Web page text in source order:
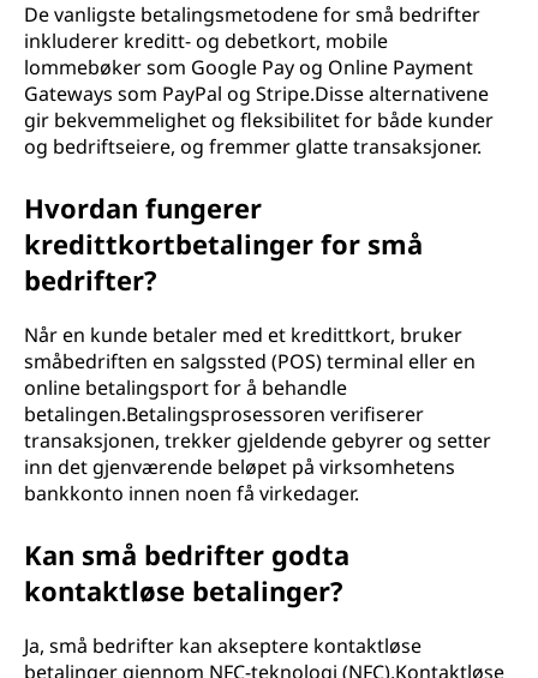
De vanligste betalingsmetodene for små bedrifter
inkluderer kreditt- og debetkort, mobile
lommebøker som Google Pay og Online Payment
Gateways som PayPal og Stripe.Disse alternativene
gir bekvemmelighet og fleksibilitet for både kunder
og bedriftseiere, og fremmer glatte transaksjoner.
Hvordan fungerer
kredittkortbetalinger for små
bedrifter?
Når en kunde betaler med et kredittkort, bruker
småbedriften en salgssted (POS) terminal eller en
online betalingsport for å behandle
betalingen.Betalingsprosessoren verifiserer
transaksjonen, trekker gjeldende gebyrer og setter
inn det gjenværende beløpet på virksomhetens
bankkonto innen noen få virkedager.
Kan små bedrifter godta
kontaktløse betalinger?
Ja, små bedrifter kan akseptere kontaktløse
betalinger gjennom NFC-teknologi (NFC).Kontaktløse